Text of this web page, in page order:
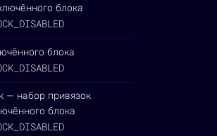
блока
блока
— набор привязок
блока